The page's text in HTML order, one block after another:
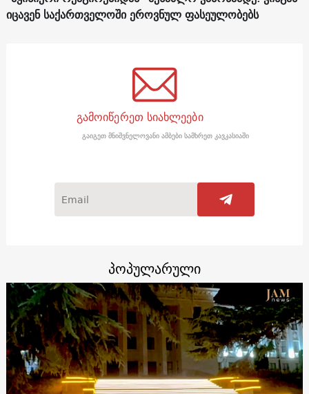
იცავენ საქართველოში ეროვნულ ფასეულობებს
გამოიწერეთ სიახლეები
გაიგეთ მნიშვნელოვანი ამბები სამხრეთ კავკასიაში
პოპულარული